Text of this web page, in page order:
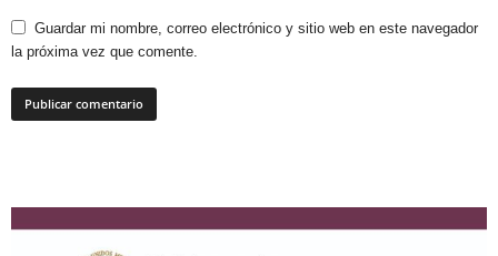
Guardar mi nombre, correo electrónico y sitio web en este navegador
la próxima vez que comente.